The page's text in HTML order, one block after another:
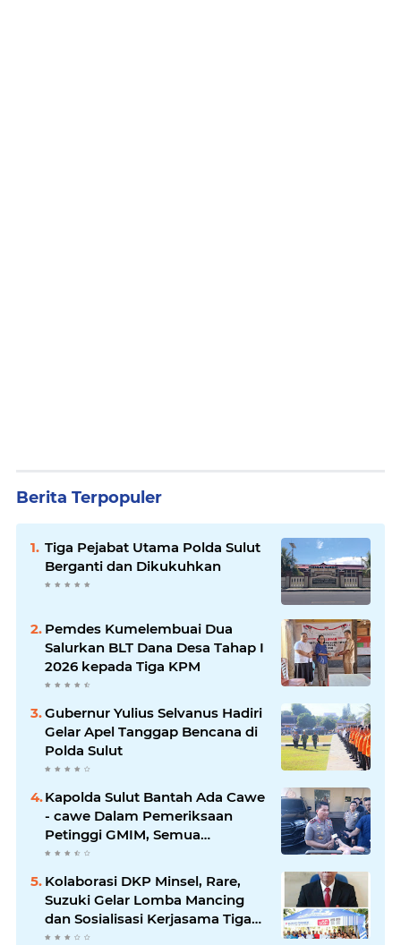
Berita Terpopuler
Tiga Pejabat Utama Polda Sulut
Berganti dan Dikukuhkan
Pemdes Kumelembuai Dua
Salurkan BLT Dana Desa Tahap I
2026 kepada Tiga KPM
Gubernur Yulius Selvanus Hadiri
Gelar Apel Tanggap Bencana di
Polda Sulut
Kapolda Sulut Bantah Ada Cawe
- cawe Dalam Pemeriksaan
Petinggi GMIM, Semua
Berdasarkan Laporan
Masyarakat
Kolaborasi DKP Minsel, Rare,
Suzuki Gelar Lomba Mancing
dan Sosialisasi Kerjasama Tiga
Kegiatan Utama